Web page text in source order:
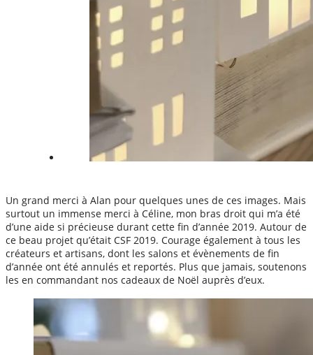
Un grand merci à Alan pour quelques unes de ces images. Mais
surtout un immense merci à Céline, mon bras droit qui m’a été
d’une aide si précieuse durant cette fin d’année 2019. Autour de
ce beau projet qu’était CSF 2019. Courage également à tous les
créateurs et artisans, dont les salons et évènements de fin
d’année ont été annulés et reportés. Plus que jamais, soutenons
les en commandant nos cadeaux de Noël auprès d’eux.